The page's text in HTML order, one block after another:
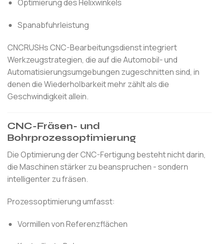
Optimierung des Helixwinkels
Spanabfuhrleistung
CNCRUSHs CNC-Bearbeitungsdienst integriert
Werkzeugstrategien, die auf die Automobil- und
Automatisierungsumgebungen zugeschnitten sind, in
denen die Wiederholbarkeit mehr zählt als die
Geschwindigkeit allein.
CNC-Fräsen- und
Bohrprozessoptimierung
Die Optimierung der CNC-Fertigung besteht nicht darin,
die Maschinen stärker zu beanspruchen - sondern
intelligenter zu fräsen.
Prozessoptimierung umfasst:
Vormillen von Referenzflächen